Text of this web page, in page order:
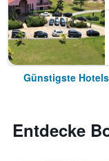
Günstigste
Entdecke